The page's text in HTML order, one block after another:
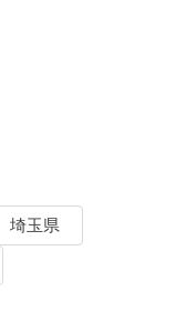
埼玉県